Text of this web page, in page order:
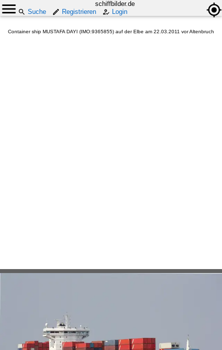
schiffbilder.de
Suche
Registrieren Login
Container ship MUSTAFA DAYI (IMO:9365855) auf der Elbe am 22.03.2011 vor Altenbruch